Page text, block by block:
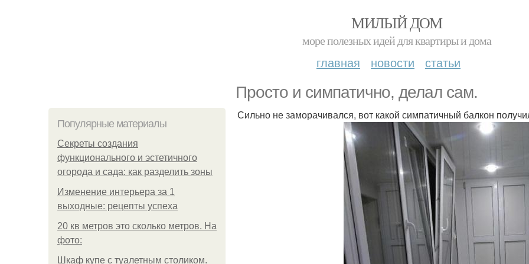
МИЛЫЙ ДОМ
море полезных идей для квартиры и дома
главная новости статьи
Просто и симпатично, делал сам.
Популярные материалы
Секреты создания
функционального и эстетичного
огорода и сада: как разделить зоны
Изменение интерьера за 1
выходные: рецепты успеха
20 кв метров это сколько метров. На
фото:
Шкаф купе с туалетным столиком.
Сильно не заморачивался, вот какой симпатичный балкон